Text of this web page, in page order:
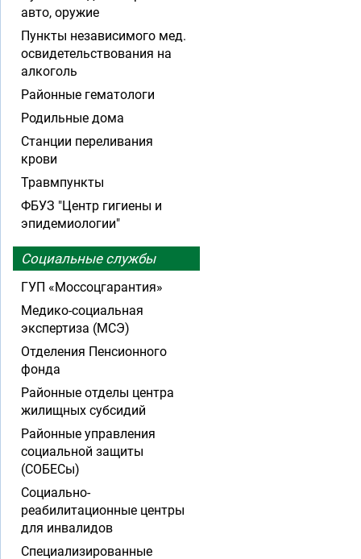
авто, оружие
Пункты независимого мед.
освидетельствования на
алкоголь
Районные гематологи
Родильные дома
Станции переливания
крови
Травмпункты
ФБУЗ "Центр гигиены и
эпидемиологии"
Социальные службы
ГУП «Моссоцгарантия»
Медико-социальная
экспертиза (МСЭ)
Отделения Пенсионного
фонда
Районные отделы центра
жилищных субсидий
Районные управления
социальной защиты
(СОБЕСы)
Социально-
реабилитационные центры
для инвалидов
Специализированные